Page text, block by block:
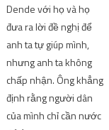
Dende với họ và họ
đưa ra lời đề nghị để
anh ta tự giúp mình,
nhưng anh ta không
chấp nhận. Ông khẳng
định rằng người dân
của mình chỉ cần nước